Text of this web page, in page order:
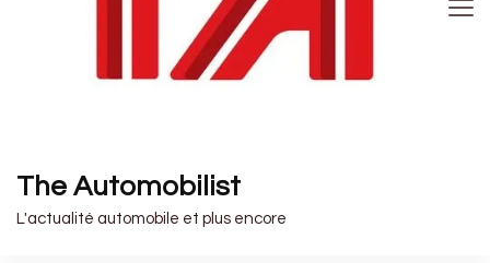
The Automobilist
L'actualité automobile et plus encore